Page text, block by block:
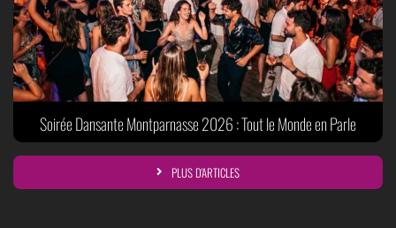
Soirée Dansante Montparnasse 2026 : Tout le Monde en Parle
PLUS D'ARTICLES